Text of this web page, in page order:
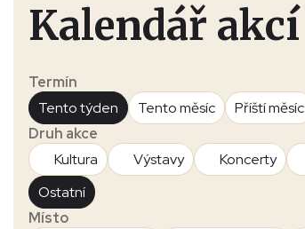
Kalendář akcí
Termín
Tento týden
Tento měsíc Příští měsíc
Druh akce
Kultura
Výstavy Koncerty
Ostatní
Místo